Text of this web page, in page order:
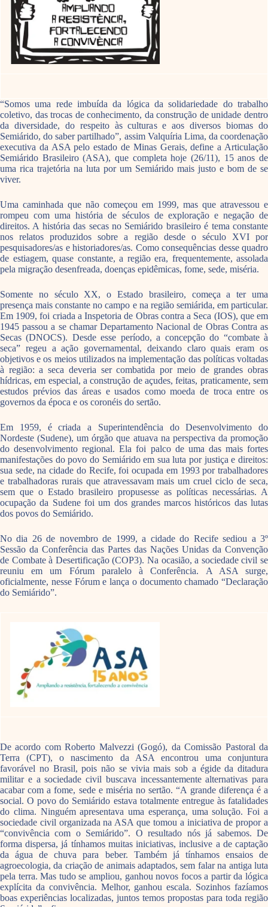
“Somos uma rede imbuída da lógica da solidariedade do trabalho
coletivo, das trocas de conhecimento, da construção de unidade dentro
da diversidade, do respeito às culturas e aos diversos biomas do
Semiárido, do saber partilhado”, assim Valquíria Lima, da coordenação
executiva da ASA pelo estado de Minas Gerais, define a Articulação
Semiárido Brasileiro (ASA), que completa hoje (26/11), 15 anos de
uma rica trajetória na luta por um Semiárido mais justo e bom de se
viver.
Uma caminhada que não começou em 1999, mas que atravessou e
rompeu com uma história de séculos de exploração e negação de
direitos. A história das secas no Semiárido brasileiro é tema constante
nos relatos produzidos sobre a região desde o século XVI por
pesquisadores/as e historiadores/as. Como consequências desse quadro
de estiagem, quase constante, a região era, frequentemente, assolada
pela migração desenfreada, doenças epidêmicas, fome, sede, miséria.
Somente no século XX, o Estado brasileiro, começa a ter uma
presença mais constante no campo e na região semiárida, em particular.
Em 1909, foi criada a Inspetoria de Obras contra a Seca (IOS), que em
1945 passou a se chamar Departamento Nacional de Obras Contra as
Secas (DNOCS). Desde esse período, a concepção do “combate à
seca” regeu a ação governamental, deixando claro quais eram os
objetivos e os meios utilizados na implementação das políticas voltadas
à região: a seca deveria ser combatida por meio de grandes obras
hídricas, em especial, a construção de açudes, feitas, praticamente, sem
estudos prévios das áreas e usados como moeda de troca entre os
governos da época e os coronéis do sertão.
Em 1959, é criada a Superintendência do Desenvolvimento do
Nordeste (Sudene), um órgão que atuava na perspectiva da promoção
do desenvolvimento regional. Ela foi palco de uma das mais fortes
manifestações do povo do Semiárido em sua luta por justiça e direitos:
sua sede, na cidade do Recife, foi ocupada em 1993 por trabalhadores
e trabalhadoras rurais que atravessavam mais um cruel ciclo de seca,
sem que o Estado brasileiro propusesse as políticas necessárias. A
ocupação da Sudene foi um dos grandes marcos históricos das lutas
dos povos do Semiárido.
No dia 26 de novembro de 1999, a cidade do Recife sediou a 3º
Sessão da Conferência das Partes das Nações Unidas da Convenção
de Combate à Desertificação (COP3). Na ocasião, a sociedade civil se
reuniu em um Fórum paralelo à Conferência. A ASA surge,
oficialmente, nesse Fórum e lança o documento chamado “Declaração
do Semiárido”.
De acordo com Roberto Malvezzi (Gogó), da Comissão Pastoral da
Terra (CPT), o nascimento da ASA encontrou uma conjuntura
favorável no Brasil, pois não se vivia mais sob a égide da ditadura
militar e a sociedade civil buscava incessantemente alternativas para
acabar com a fome, sede e miséria no sertão. “A grande diferença é a
social. O povo do Semiárido estava totalmente entregue às fatalidades
do clima. Ninguém apresentava uma esperança, uma solução. Foi a
sociedade civil organizada na ASA que tomou a iniciativa de propor a
“convivência com o Semiárido”. O resultado nós já sabemos. De
forma dispersa, já tínhamos muitas iniciativas, inclusive a de captação
da água de chuva para beber. Também já tínhamos ensaios de
agroecologia, da criação de animais adaptados, sem falar na antiga luta
pela terra. Mas tudo se ampliou, ganhou novos focos a partir da lógica
explícita da convivência. Melhor, ganhou escala. Sozinhos fazíamos
boas experiências localizadas, juntos temos propostas para toda região